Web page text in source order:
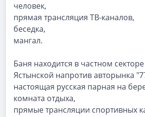
человек,
прямая трансляция ТВ-каналов,
беседка,
мангал.
Баня находится в частном
Ястынской напротив авторынка
настоящая русская парная на
комната отдыха,
прямые трансляции спортивных